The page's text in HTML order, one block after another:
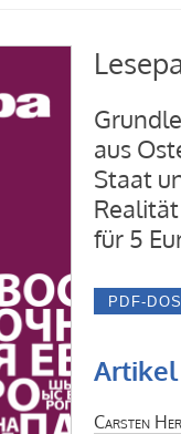
aus
Staat
für 5
Artikel
Carsten